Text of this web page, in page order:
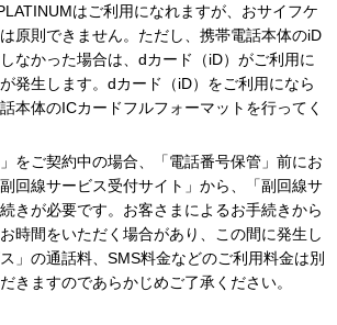
はご利用になれますが、おサイフケ
原則できません。ただし、携帯電話本体のiD
なかった場合は、dカード（iD）がご利用に
発生します。dカード（iD）をご利用になら
本体のICカードフルフォーマットを行ってく
」をご契約中の場合、「電話番号保管」前にお
回線サービス受付サイト」から、「副回線サ
きが必要です。お客さまによるお手続きから
時間をいただく場合があり、この間に発生し
」の通話料、SMS料金などのご利用料金は別
きますのであらかじめご了承ください。